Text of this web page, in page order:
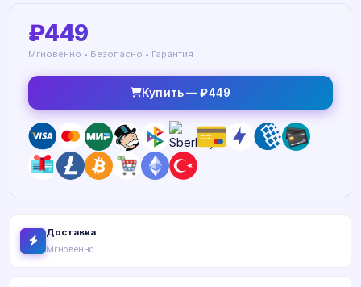
₽449
Мгновенно • Безопасно • Гарантия
Купить — ₽449
Доставка
Мгновенно